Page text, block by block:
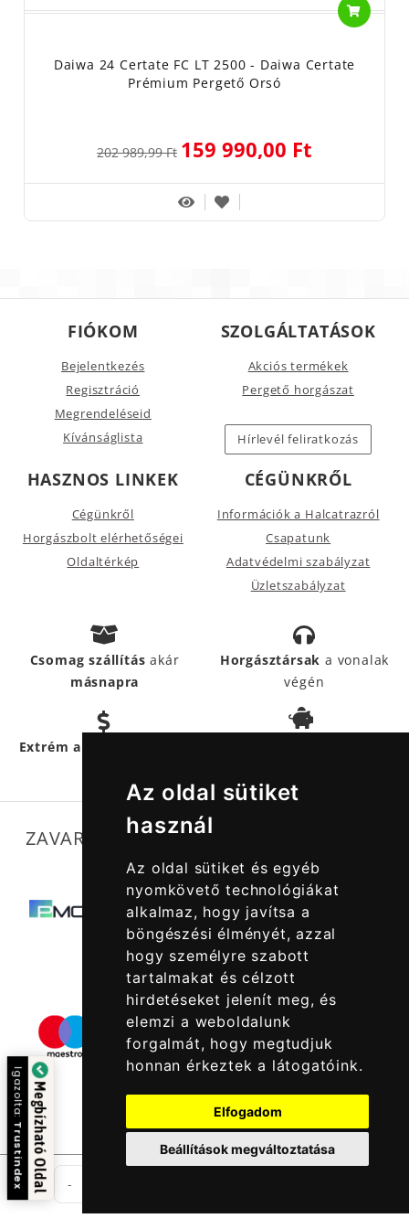
Az oldal sütiket
használ
Az oldal sütiket és egyéb
nyomkövető technológiákat
alkalmaz, hogy javítsa a
böngészési élményét, azzal
hogy személyre szabott
tartalmakat és célzott
hirdetéseket jelenít meg, és
elemzi a weboldalunk
forgalmát, hogy megtudjuk
honnan érkeztek a látogatóink.
Elfogadom
Beállítások megváltoztatása
-
Daiwa 24 Certate FC LT 2500 - Daiwa Certate
Prémium Pergető Orsó
202 989,99 Ft 159 990,00 Ft
FIÓKOM
Bejelentkezés
Regisztráció
Megrendeléseid
Kívánságlista
SZOLGÁLTATÁSOK
Akciós termékek
Pergető horgászat
Hírlevél feliratkozás
HASZNOS LINKEK
Cégünkről
Horgászbolt elérhetőségei
Oldaltérkép
CÉGÜNKRŐL
Információk a Halcatrazról
Csapatunk
Adatvédelmi szabályzat
Üzletszabályzat
Csomag szállításakár
másnapra
Horgásztársak a vonalak
végén
Extrém akciós termékek
ZAVARTALAN MŰKÖDÉSÜNKET SEGÍTIK
© 2022 -Halcatraz Kft.
Megbízható Oldal
Igazolta:
Trustindex